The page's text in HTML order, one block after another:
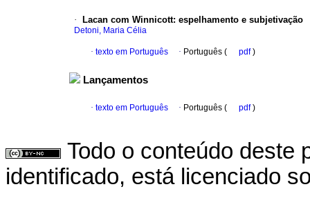
· Lacan com Winnicott: espelhamento e subjetivação
Detoni, Maria Célia
· texto em Português · Português ( pdf)
Lançamentos
· texto em Português · Português ( pdf)
Todo o conteúdo deste
identificado, está licenciado